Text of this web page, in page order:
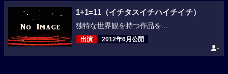
1+1=11（イチタスイチハイチイチ）
独特な世界観を持つ作品を...
出演 2012年6月公開
-